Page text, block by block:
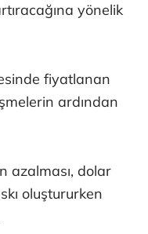
yönelik
fiyatlanan
ardından
azalması, dolar
oluştururken